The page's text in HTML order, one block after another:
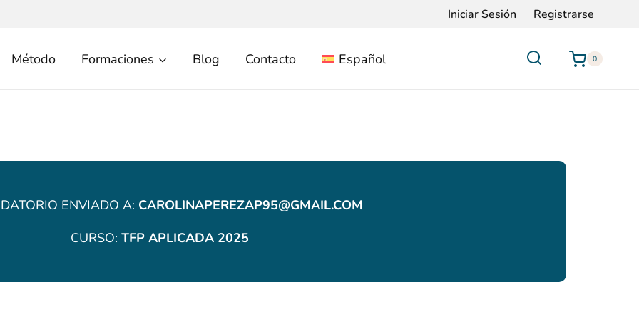
Iniciar Sesión Registrarse
Método Formaciones Blog Contacto Español 0
ENVIADO A: CAROLINAPEREZAP95@GMAIL.COM
CURSO: TFP APLICADA 2025